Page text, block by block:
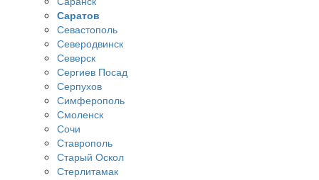
Саратов
Севастополь
Северодвинск
Северск
Сергиев Посад
Серпухов
Симферополь
Смоленск
Сочи
Ставрополь
Старый Оскол
Стерлитамак